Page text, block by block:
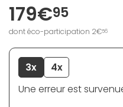
179€95
dont éco-participation 2€56
3x
4x
Une erreur est